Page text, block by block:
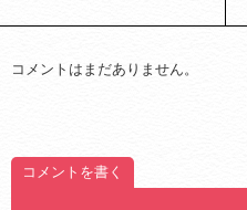
コメントはまだありません。
コメントを書く